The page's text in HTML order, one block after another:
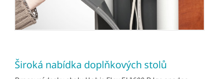
Široká nabídka doplňkových stolů